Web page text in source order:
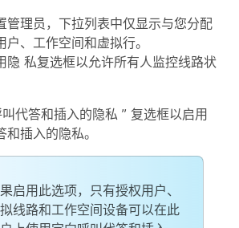
管理员，下拉列表中仅显示与您分配
户、工作空间和虚拟行。
隐 私复选框以允许所有人监控线路状
代答和插入的隐私 ” 复选框以启用
插入的隐私。
启用此选项，只有授权用户、
线路和工作空间设备可以在此